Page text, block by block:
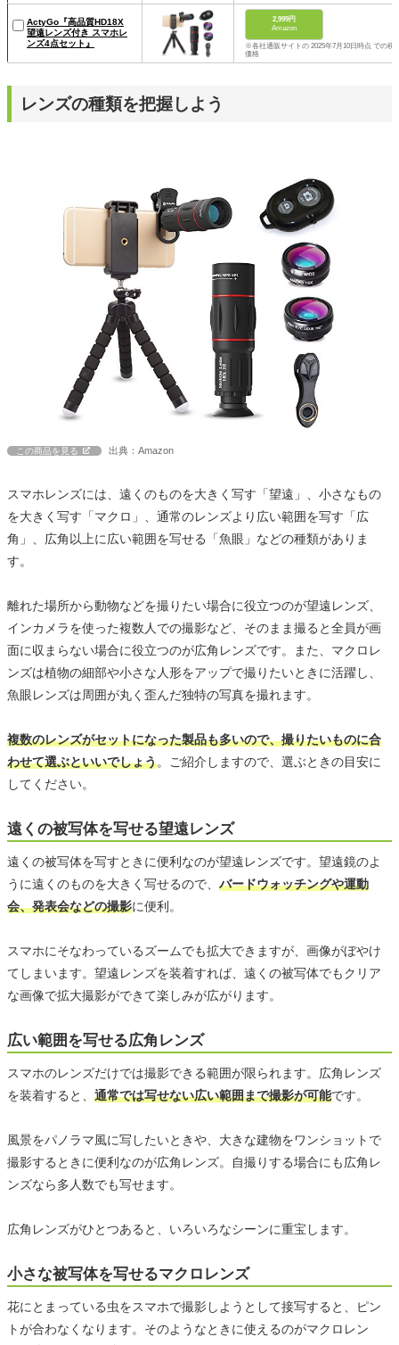
ActyGo『高品質HD18X
望遠レンズ付き スマホレ
ンズ4点セット』
2,999円
Amazon
※各社通販サイトの 2025年7月10日時点 での税
価格
レンズの種類を把握しよう
この商品を見る 出典：Amazon
スマホレンズには、遠くのものを大きく写す「望遠」、小さなもの
を大きく写す「マクロ」、通常のレンズより広い範囲を写す「広
角」、広角以上に広い範囲を写せる「魚眼」などの種類がありま
す。
離れた場所から動物などを撮りたい場合に役立つのが望遠レンズ、
インカメラを使った複数人での撮影など、そのまま撮ると全員が画
面に収まらない場合に役立つのが広角レンズです。また、マクロレ
ンズは植物の細部や小さな人形をアップで撮りたいときに活躍し、
魚眼レンズは周囲が丸く歪んだ独特の写真を撮れます。
複数のレンズがセットになった製品も多いので、撮りたいものに合
わせて選ぶといいでしょう。ご紹介しますので、選ぶときの目安に
してください。
遠くの被写体を写せる望遠レンズ
遠くの被写体を写すときに便利なのが望遠レンズです。望遠鏡のよ
うに遠くのものを大きく写せるので、 バードウォッチングや運動
会、発表会などの撮影に便利。
スマホにそなわっているズームでも拡大できますが、画像がぼやけ
てしまいます。望遠レンズを装着すれば、遠くの被写体でもクリア
な画像で拡大撮影ができて楽しみが広がります。
広い範囲を写せる広角レンズ
スマホのレンズだけでは撮影できる範囲が限られます。広角レンズ
を装着すると、 通常では写せない広い範囲まで撮影が可能です。
風景をパノラマ風に写したいときや、大きな建物をワンショットで
撮影するときに便利なのが広角レンズ。自撮りする場合にも広角レ
ンズなら多人数でも写せます。
広角レンズがひとつあると、いろいろなシーンに重宝します。
小さな被写体を写せるマクロレンズ
花にとまっている虫をスマホで撮影しようとして接写すると、ピン
トが合わなくなります。そのようなときに使えるのがマクロレン